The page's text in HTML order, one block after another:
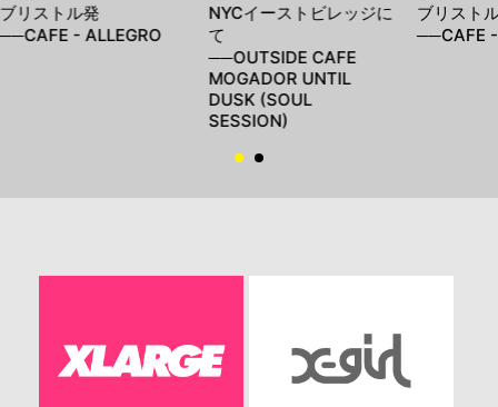
ブリストル発
──CAFE - ALLEGRO
NYCイーストビレッジに
て
──OUTSIDE CAFE
MOGADOR UNTIL
DUSK (SOUL
SESSION)
ブリスト
──CAFE -